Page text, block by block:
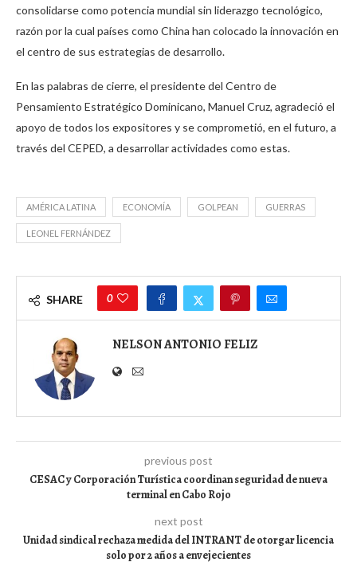
consolidarse como potencia mundial sin liderazgo tecnológico,
razón por la cual países como China han colocado la innovación en
el centro de sus estrategias de desarrollo.
En las palabras de cierre, el presidente del Centro de
Pensamiento Estratégico Dominicano, Manuel Cruz, agradeció el
apoyo de todos los expositores y se comprometió, en el futuro, a
través del CEPED, a desarrollar actividades como estas.
AMÉRICA LATINA ECONOMÍA GOLPEAN GUERRAS
LEONEL FERNÁNDEZ
SHARE 0
NELSON ANTONIO FELIZ
previous post
CESAC y Corporación Turística coordinan seguridad de nueva
terminal en Cabo Rojo
next post
Unidad sindical rechaza medida del INTRANT de otorgar licencia
solo por 2 años a envejecientes